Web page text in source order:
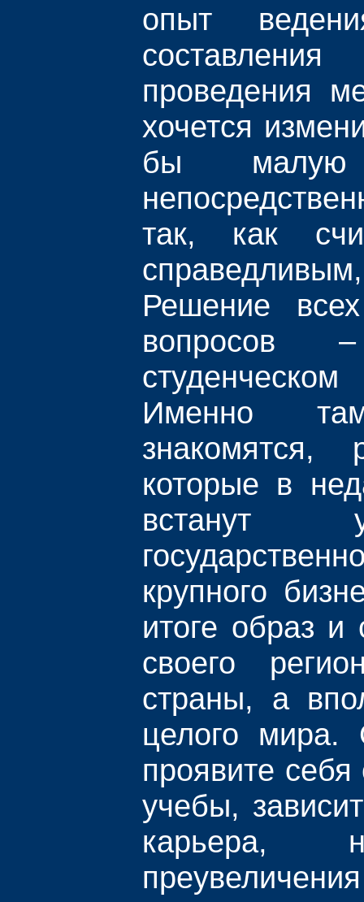
опыт
проведения
хочется
бы
так, как
Решение
вопросов
студенческом
Именно
знакомятся,
которые в
встанут
крупного
итоге образ и
своего
страны, а
целого
проявите
учебы,